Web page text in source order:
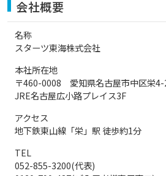
会社概要
名称
スターツ東海株式会社
本社所在地
〒460-0008 愛知県名古屋市中区栄
JRE名古屋広⼩路プレイス3F
アクセス
地下鉄東⼭線「栄」駅 徒歩約1分
TEL
052-855-3200(代表)